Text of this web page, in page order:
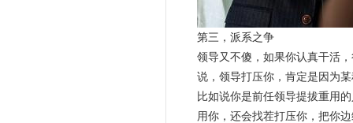
第三，派系之争
领导又不傻，如果你认真干活
说，领导打压你，肯定是因为
比如说你是前任领导提拔重用
用你，还会找茬打压你，把你